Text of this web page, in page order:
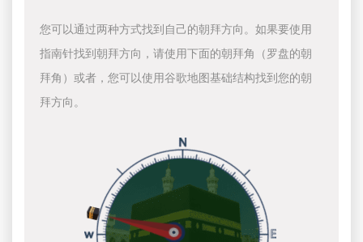
您可以通过两种方式找到自己的朝拜方向。如果要使用
指南针找到朝拜方向，请使用下面的朝拜角（罗盘的朝
拜角）或者，您可以使用谷歌地图基础结构找到您的朝
拜方向。